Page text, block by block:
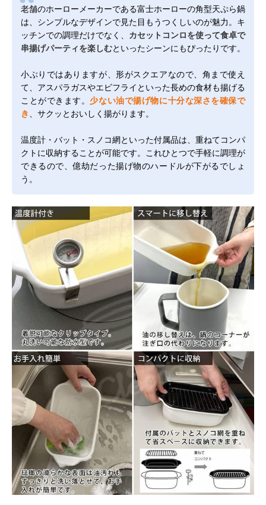
老舗のホーローメーカーである富士ホーローの角型天ぷら鍋
は、シンプルなデザインで見た目もうつくしいのが魅力。キ
ッチンでの調理だけでなく、 カセットコンロを使って食卓で
串揚げパーティを楽しむといったシーンにもぴったりです。
小ぶりではありますが、形がスクエアなので、角まで使え
て、アスパラガスやエビフライといった長めの食材も揚げる
ことができます。少ない油で揚げ物に十分な深さを確保で
き
、サクッとおいしく揚がります。
温度計・バット・スノコ網といった付属品は、重ねてコンパ
クトに収納することが可能です。これひとつで手軽に調理が
できるので、億劫だった揚げ物のハードルが下がるでしょ
う。